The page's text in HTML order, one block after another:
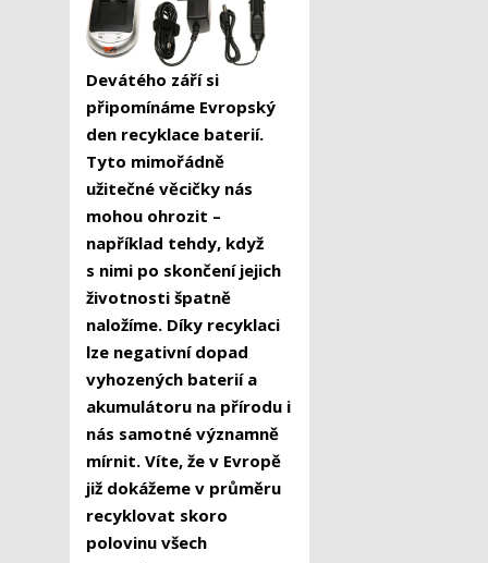
Devátého září si
připomínáme Evropský
den recyklace baterií.
Tyto mimořádně
užitečné věcičky nás
mohou ohrozit –
například tehdy, když
s nimi po skončení jejich
životnosti špatně
naložíme. Díky recyklaci
lze negativní dopad
vyhozených baterií a
akumulátoru na přírodu i
nás samotné významně
mírnit. Víte, že v Evropě
již dokážeme v průměru
recyklovat skoro
polovinu všech